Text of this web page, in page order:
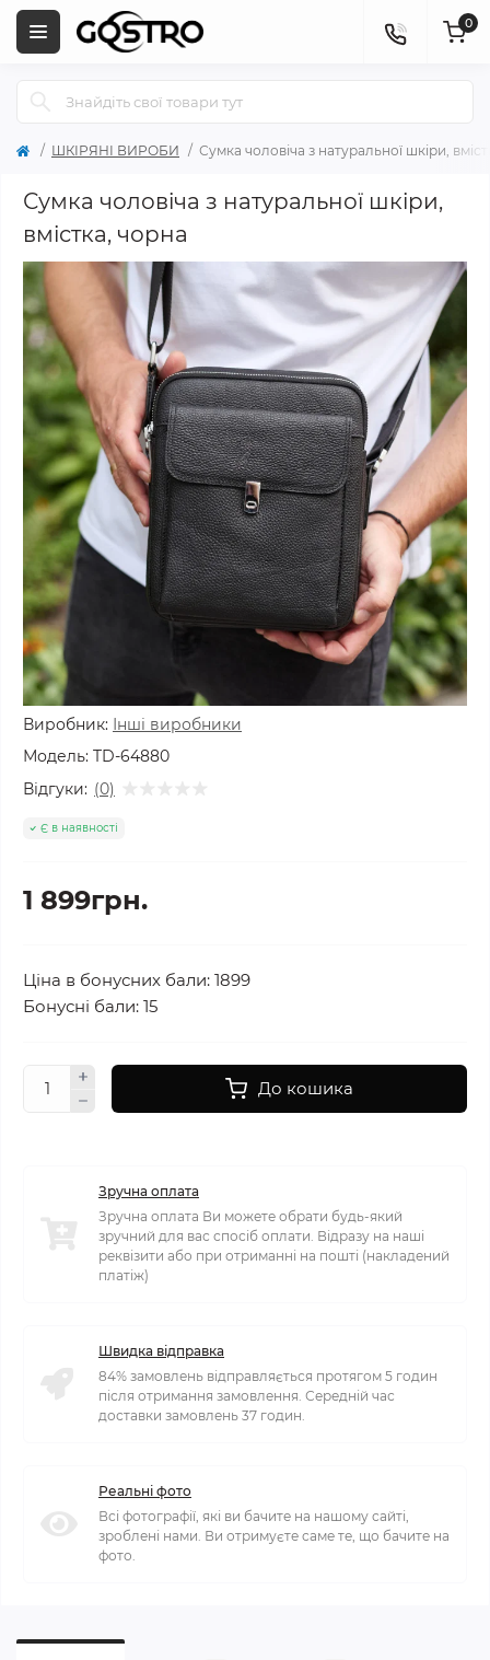
0
ШКІРЯНІ ВИРОБИ Сумка чоловіча з натуральної шкіри,
Сумка чоловіча з натуральної шкіри,
вмістка, чорна
Виробник: Інші виробники
Модель: TD-64880
Відгуки: (0)
Є в наявності
1 899грн.
Ціна в бонусних бали: 1899
Бонусні бали: 15
До кошика
Зручна оплата
Зручна оплата Ви можете обрати будь-який
зручний для вас спосіб оплати. Відразу на наші
реквізити або при отриманні на пошті (накладений
платіж)
Швидка відправка
84% замовлень відправляється протягом 5 годин
після отримання замовлення. Середній час
доставки замовлень 37 годин.
Реальні фото
Всі фотографії, які ви бачите на нашому сайті,
зроблені нами. Ви отримуєте саме те, що бачите на
фото.